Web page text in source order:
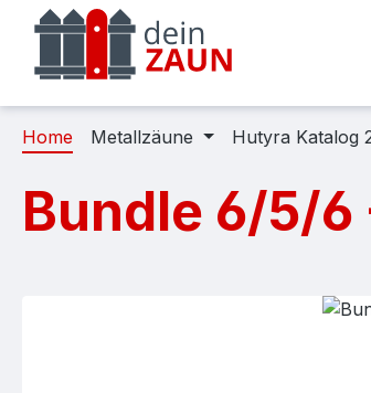
Hauptinhalt springen
Zur Suche springen
Zur Hauptnavigation springen
Home Metallzäune Hutyra Katalog
Bundle 6/5/6